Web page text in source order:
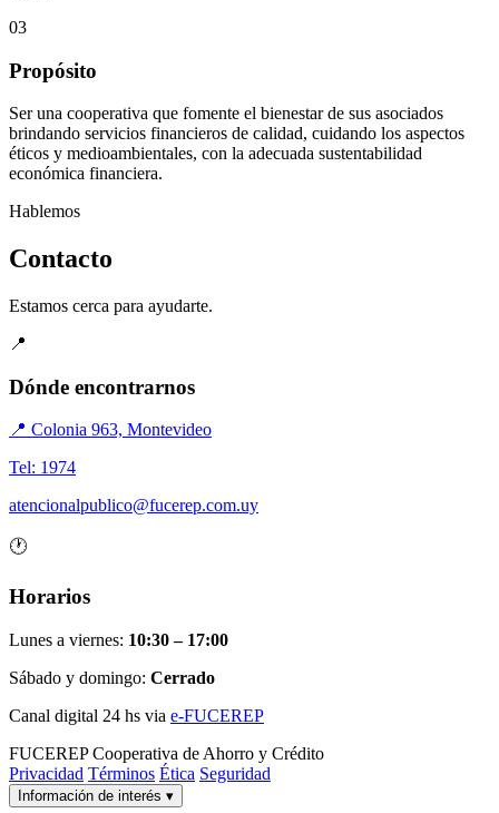
03
Propósito
Ser una cooperativa que fomente el bienestar de sus asociados
brindando servicios financieros de calidad, cuidando los aspectos
éticos y medioambientales, con la adecuada sustentabilidad
económica financiera.
Hablemos
Contacto
Estamos cerca para ayudarte.
📍
Dónde encontrarnos
📍 Colonia 963, Montevideo
Tel: 1974
atencionalpublico@fucerep.com.uy
🕐
Horarios
Lunes a viernes: 10:30 – 17:00
Sábado y domingo: Cerrado
Canal digital 24 hs via e-FUCEREP
FUCEREP Cooperativa de Ahorro y Crédito
Privacidad Términos Ética Seguridad
Información de interés ▾